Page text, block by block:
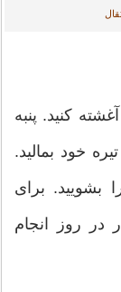
کنید. پنبه
تیره خود بمالید.
را بشویید. برای
در روز انجام